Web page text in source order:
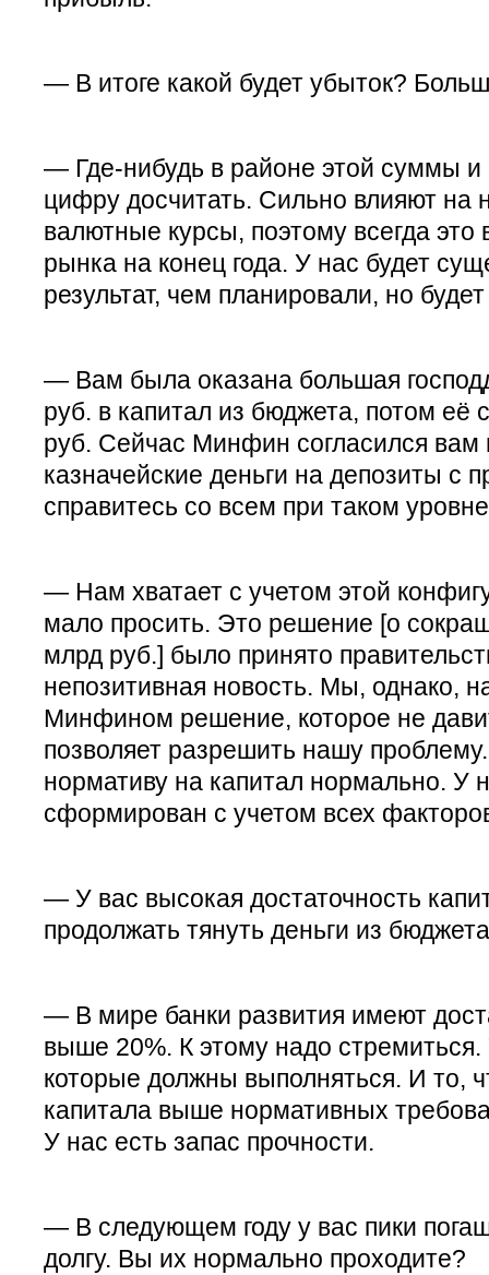
— В итоге какой будет убыток?
— Где-нибудь в районе этой суммы и
цифру досчитать. Сильно влияют на
валютные курсы, поэтому всегда это
рынка на конец года. У нас будет
результат, чем планировали, но
— Вам была оказана большая
руб. в капитал из бюджета, потом её
руб. Сейчас Минфин согласился вам
казначейские деньги на депозиты с
справитесь со всем при таком
— Нам хватает с учетом этой
мало просить. Это решение [о
млрд руб.] было принято
непозитивная новость. Мы, однако,
Минфином решение, которое не
позволяет разрешить нашу
нормативу на капитал нормально. У
сформирован с учетом всех
— У вас высокая достаточность
продолжать тянуть деньги из
— В мире банки развития имеют
выше 20%. К этому надо
которые должны выполняться. И то,
капитала выше нормативных
У нас есть запас прочности.
— В следующем году у вас пики
долгу. Вы их нормально проходите?